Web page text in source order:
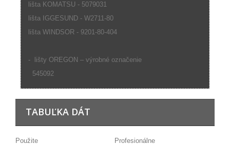
lišta KOMATSU - 5079031
lišta IGGESUND - W2711-80
lišta WINDSOR - 9201-80-404
- lišty OREGON – výrobné označenie
545092
TABUĽKA DÁT
Použite
Profesionálne